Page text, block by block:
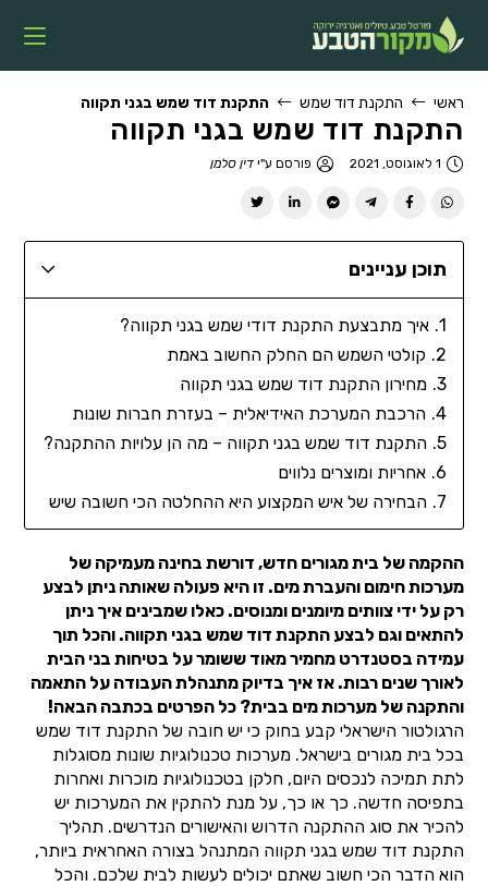
ראשי התקנת דוד שמש התקנת דוד שמש בגני תקווה
התקנת דוד שמש בגני תקווה
1 לאוגוסט, 2021 פורסם ע"ידין סלמן
תוכן עניינים
איך מתבצעת התקנת דודי שמש בגני תקווה?
קולטי השמש הם החלק החשוב באמת
מחירון התקנת דוד שמש בגני תקווה
הרכבת המערכת האידיאלית – בעזרת חברות שונות
התקנת דוד שמש בגני תקווה – מה הן עלויות ההתקנה?
אחריות ומוצרים נלווים
הבחירה של איש המקצוע היא ההחלטה הכי חשובה שיש
ההקמה של בית מגורים חדש, דורשת בחינה מעמיקה של
מערכות חימום והעברת מים. זו היא פעולה שאותה ניתן לבצע
רק על ידי צוותים מיומנים ומנוסים. כאלו שמבינים איך ניתן
להתאים וגם לבצע התקנת דוד שמש בגני תקווה. והכל תוך
עמידה בסטנדרט מחמיר מאוד ששומר על בטיחות בני הבית
לאורך שנים רבות. אז איך בדיוק מתנהלת העבודה על התאמה
והתקנה של מערכות מים בבית? כל הפרטים בכתבה הבאה!
הרגולטור הישראלי קבע בחוק כי יש חובה של התקנת דוד שמש
בכל בית מגורים בישראל. מערכות טכנולוגיות שונות מסוגלות
לתת תמיכה לנכסים היום, חלקן בטכנולוגיות מוכרות ואחרות
בתפיסה חדשה. כך או כך, על מנת להתקין את המערכות יש
להכיר את סוג ההתקנה הדרוש והאישורים הנדרשים. תהליך
התקנת דוד שמש בגני תקווה המתנהל בצורה האחראית ביותר,
הוא הדבר הכי חשוב שאתם יכולים לעשות לבית שלכם. והכל